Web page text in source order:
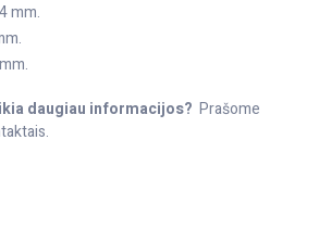
mm.
daugiau informacijos? Prašome